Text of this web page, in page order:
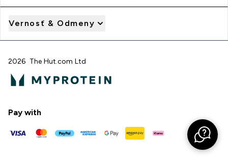
Vernosť & Odmeny
2026 The Hut.com Ltd
Pay with